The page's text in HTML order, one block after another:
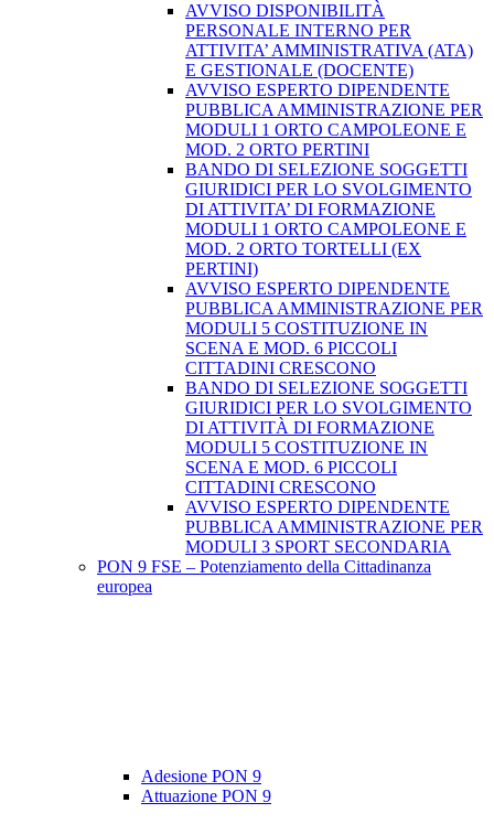
AVVISO DISPONIBILITÀ
PERSONALE INTERNO PER
ATTIVITA’ AMMINISTRATIVA (ATA)
E GESTIONALE (DOCENTE)
AVVISO ESPERTO DIPENDENTE
PUBBLICA AMMINISTRAZIONE PER
MODULI 1 ORTO CAMPOLEONE E
MOD. 2 ORTO PERTINI
BANDO DI SELEZIONE SOGGETTI
GIURIDICI PER LO SVOLGIMENTO
DI ATTIVITA’ DI FORMAZIONE
MODULI 1 ORTO CAMPOLEONE E
MOD. 2 ORTO TORTELLI (EX
PERTINI)
AVVISO ESPERTO DIPENDENTE
PUBBLICA AMMINISTRAZIONE PER
MODULI 5 COSTITUZIONE IN
SCENA E MOD. 6 PICCOLI
CITTADINI CRESCONO
BANDO DI SELEZIONE SOGGETTI
GIURIDICI PER LO SVOLGIMENTO
DI ATTIVITÀ DI FORMAZIONE
MODULI 5 COSTITUZIONE IN
SCENA E MOD. 6 PICCOLI
CITTADINI CRESCONO
AVVISO ESPERTO DIPENDENTE
PUBBLICA AMMINISTRAZIONE PER
MODULI 3 SPORT SECONDARIA
PON 9 FSE – Potenziamento della Cittadinanza
europea
Adesione PON 9
Attuazione PON 9